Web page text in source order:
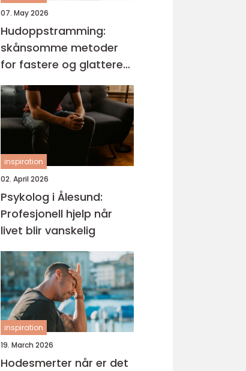
07. May 2026
Hudoppstramming:
skånsomme metoder
for fastere og glattere
hud
inspiration
02. April 2026
Psykolog i Ålesund:
Profesjonell hjelp når
livet blir vanskelig
inspiration
19. March 2026
Hodesmerter når er det